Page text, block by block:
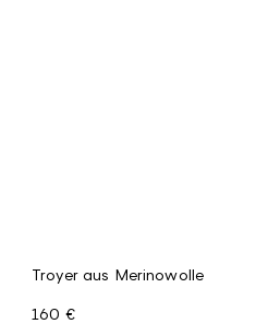
Troyer aus Merinowolle
160 €